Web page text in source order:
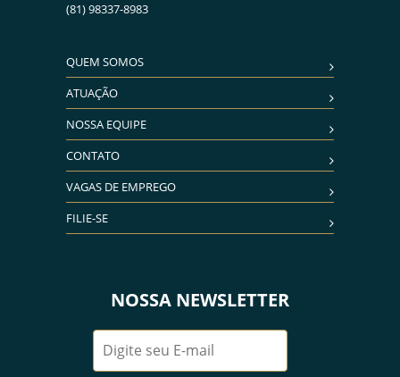
(81) 98337-8983
QUEM SOMOS
ATUAÇÃO
NOSSA EQUIPE
CONTATO
VAGAS DE EMPREGO
FILIE-SE
NOSSA NEWSLETTER